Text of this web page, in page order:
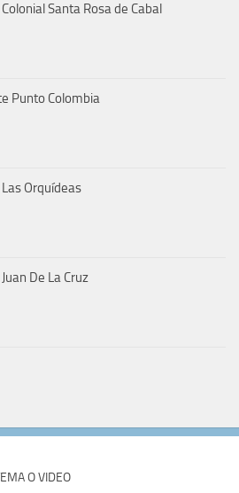
Santa Rosa de Cabal
Punto Colombia
Orquídeas
De La Cruz
O VIDEO